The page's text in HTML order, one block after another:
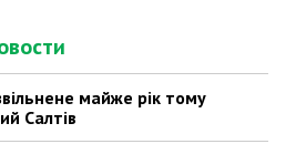
майже рік тому
Салтів